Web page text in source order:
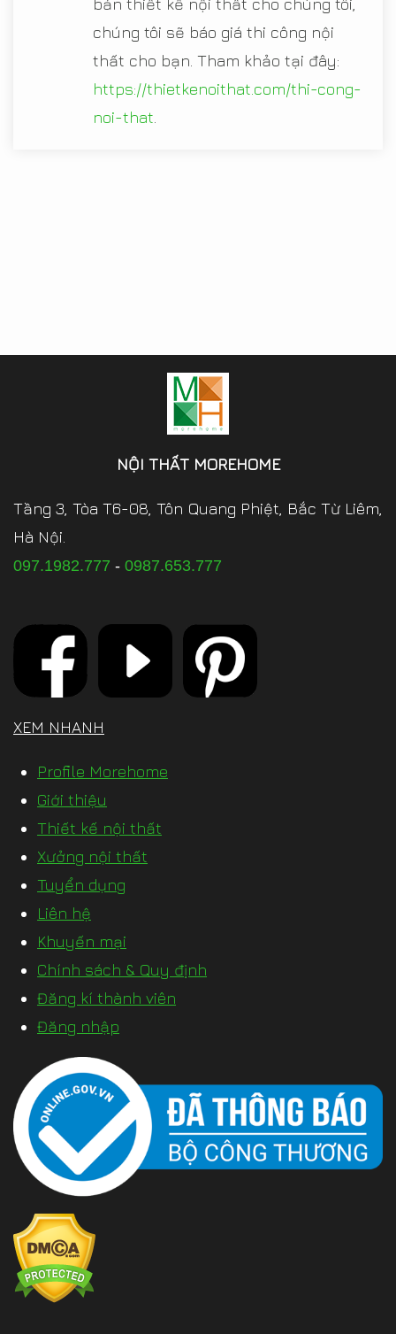
bản thiết kế nội thất cho chúng tôi,
chúng tôi sẽ báo giá thi công nội
thất cho bạn. Tham khảo tại đây:
https://thietkenoithat.com/thi-cong-
noi-that
NỘI THẤT MOREHOME
Tầng 3, Tòa T6-08, Tôn Quang Phiệt, Bắc Từ Liêm,
Hà Nội.
097.1982.777 - 0987.653.777
XEM NHANH
Profile Morehome
Giới thiệu
Thiết kế nội thất
Xưởng nội thất
Tuyển dụng
Liên hệ
Khuyến mại
Chính sách & Quy định
Đăng kí thành viên
Đăng nhập